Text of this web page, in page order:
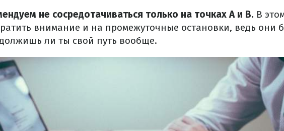
не сосредотачиваться только на точках А и В. В
внимание и на промежуточные остановки, ведь они
ли ты свой путь вообще.